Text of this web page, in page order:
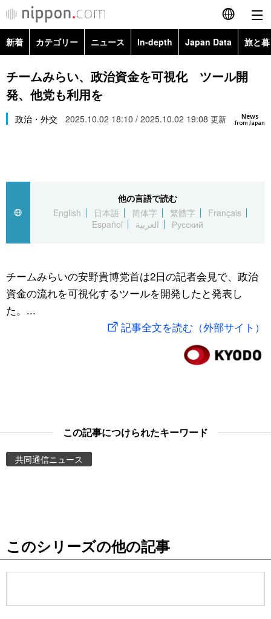
English
简体字
Русский
カテゴリー
経済・ビジネス
国際
文化
トップ
アーカイブ
In-depth
Japan Data
動画/Live
People
新着 カテゴリー ニュース In-depth Japan Data 旅と
政治・外交
経済・ビジネス
スポーツ・東京2020
Topics
チームみらい、政治資金を可視化 ツール開
発、他党も利用を
News
from Japan
政治・外交 2025.10.02 18:10 / 2025.10.02 19:08 更新
他の言語で読む
English
日本語 简体字 繁體字
Français
Español
العربية Русский
チームみらいの安野貴博党首は2日の記者会見で、政治
資金の流れを可視化するツールを開発したと発表し
た。...
記事全文を読む（外部サイト）
この記事につけられたキーワード
共同通信ニュース
このシリーズの他の記事